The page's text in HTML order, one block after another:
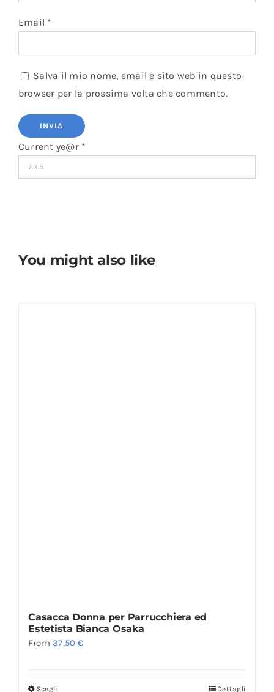
Email *
Salva il mio nome, email e sito web in questo
browser per la prossima volta che commento.
Current ye@r *
You might also like
Casacca Donna per Parrucchiera ed
Estetista Bianca Osaka
From37,50€
Scegli Dettagli